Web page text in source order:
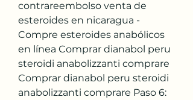
contrareembolso venta de
esteroides en nicaragua -
Compre esteroides anabólicos
en línea Comprar dianabol peru
steroidi anabolizzanti comprare
Comprar dianabol peru steroidi
anabolizzanti comprare Paso 6: